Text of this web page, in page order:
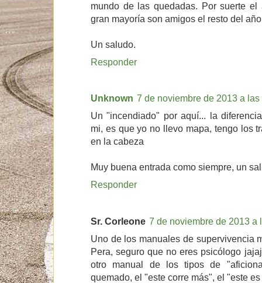
mundo de las quedadas. Por suerte
gran mayoría son amigos el resto del
Un saludo.
Responder
Unknown 7 de noviembre de 2013 a las
Un "incendiado" por aquí... la
mi, es que yo no llevo mapa, tengo los
en la cabeza
Muy buena entrada como siempre, un
Responder
Sr. Corleone 7 de noviembre de 2013 a
Uno de los manuales de supervivencia
Pera, seguro que no eres psicólogo
otro manual de los tipos de
quemado, el "este corre más", el "este